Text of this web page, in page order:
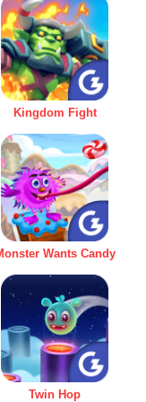
Kingdom Fight
Wants Candy
Twin Hop